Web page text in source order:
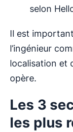
selon
Il est
l’ingénieur
localisation et
opère.
Les 3
les plus